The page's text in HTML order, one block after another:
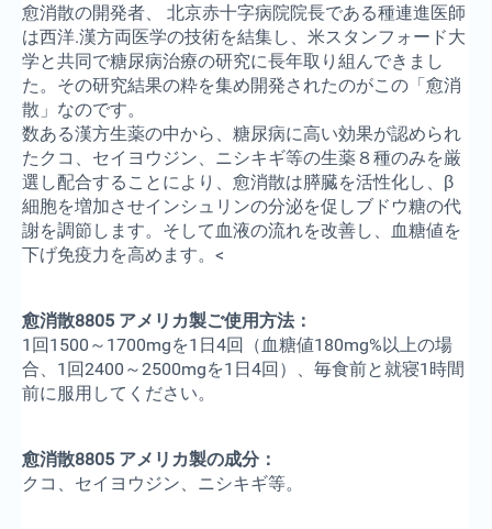
愈消散の開発者、 北京赤十字病院院長である種連進医師
は西洋.漢方両医学の技術を結集し、米スタンフォード大
学と共同で糖尿病治療の研究に長年取り組んできまし
た。その研究結果の粋を集め開発されたのがこの「愈消
散」なのです。
数ある漢方生薬の中から、糖尿病に高い効果が認められ
たクコ、セイヨウジン、ニシキギ等の生薬８種のみを厳
選し配合することにより、愈消散は膵臓を活性化し、β
細胞を増加させインシュリンの分泌を促しブドウ糖の代
謝を調節します。そして血液の流れを改善し、血糖値を
下げ免疫力を高めます。<
愈消散8805 アメリカ製ご使用方法：
1回1500～1700mgを1日4回（血糖値180mg%以上の場
合、1回2400～2500mgを1日4回）、毎食前と就寝1時間
前に服用してください。
愈消散8805 アメリカ製の成分：
クコ、セイヨウジン、ニシキギ等。